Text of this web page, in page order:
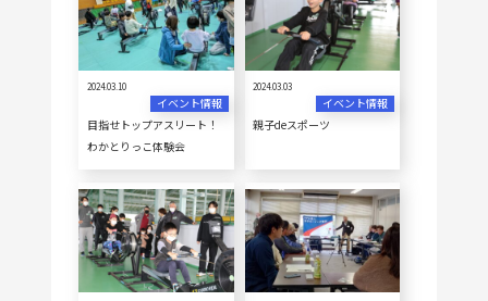
2024.03.10
イベント情報
目指せトップアスリート！
わかとりっこ体験会
2024.03.03
イベント情報
親子deスポーツ